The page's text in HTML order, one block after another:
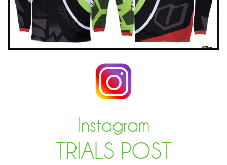
Instagram
TRIALS POST